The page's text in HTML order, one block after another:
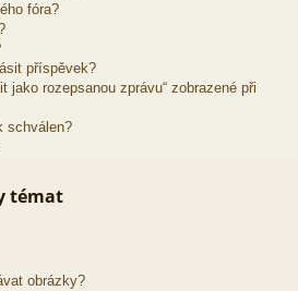
fóra?
příspěvek?
jako rozepsanou zprávu“ zobrazené při
schválen?
témat
obrázky?